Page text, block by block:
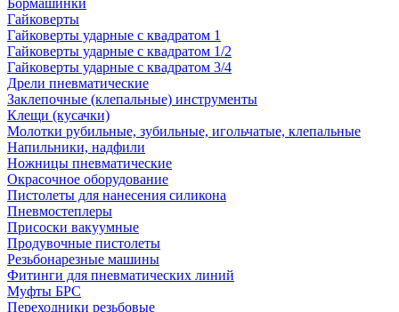
Бормашинки
Гайковерты
Гайковерты ударные с квадратом 1
Гайковерты ударные с квадратом 1/2
Гайковерты ударные с квадратом 3/4
Дрели пневматические
Заклепочные (клепальные) инструменты
Клещи (кусачки)
Молотки рубильные, зубильные, игольчатые, клепальные
Напильники, надфили
Ножницы пневматические
Окрасочное оборудование
Пистолеты для нанесения силикона
Пневмостеплеры
Присоски вакуумные
Продувочные пистолеты
Резьбонарезные машины
Фитинги для пневматических линий
Муфты БРС
Переходники резьбовые